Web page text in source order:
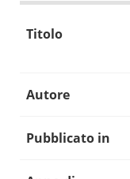
Titolo
Autore
Pubblicato in